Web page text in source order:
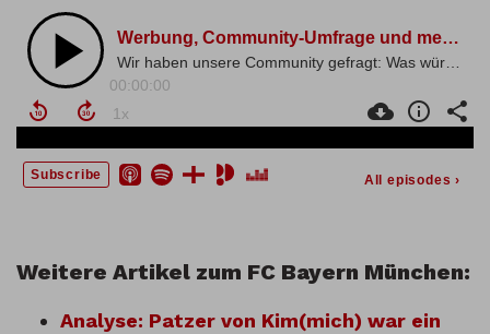
Weitere Artikel zum FC Bayern München:
Analyse: Patzer von Kim(mich) war ein